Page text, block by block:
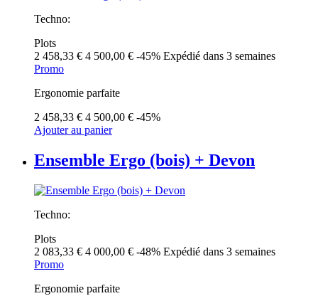
Techno:
Plots
2 458,33 € 4 500,00 € -45% Expédié dans 3 semaines
Promo
Ergonomie parfaite
2 458,33 € 4 500,00 € -45%
Ajouter au panier
Ensemble Ergo (bois) + Devon
Techno:
Plots
2 083,33 € 4 000,00 € -48% Expédié dans 3 semaines
Promo
Ergonomie parfaite